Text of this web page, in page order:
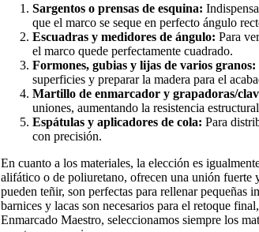
Sargentos o prensas de esquina:
que el marco se seque en perfecto ángulo
Escuadras y medidores de ángulo: Para
el marco quede perfectamente cuadrado.
Formones, gubias y lijas de varios granos:
superficies y preparar la madera para el
Martillo de enmarcador y grapadoras/
uniones, aumentando la resistencia
Espátulas y aplicadores de cola: Para
con precisión.
En cuanto a los materiales, la elección es
alifático o de poliuretano, ofrecen una unión fuerte
pueden teñir, son perfectas para rellenar pequeñas
barnices y lacas son necesarios para el retoque
Enmarcado Maestro, seleccionamos siempre los